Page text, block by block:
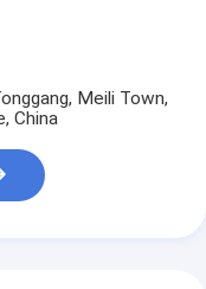
Meili Town,
China